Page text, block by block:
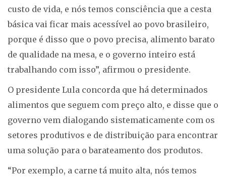
custo de vida, e nós temos consciência que a cesta
básica vai ficar mais acessível ao povo brasileiro,
porque é disso que o povo precisa, alimento barato
de qualidade na mesa, e o governo inteiro está
trabalhando com isso”, afirmou o presidente.
O presidente Lula concorda que há determinados
alimentos que seguem com preço alto, e disse que o
governo vem dialogando sistematicamente com os
setores produtivos e de distribuição para encontrar
uma solução para o barateamento dos produtos.
“Por exemplo, a carne tá muito alta, nós temos